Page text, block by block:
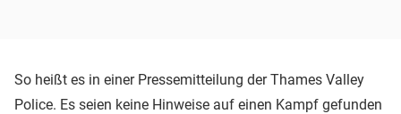
So heißt es in einer Pressemitteilung der Thames Valley
Police. Es seien keine Hinweise auf einen Kampf gefunden